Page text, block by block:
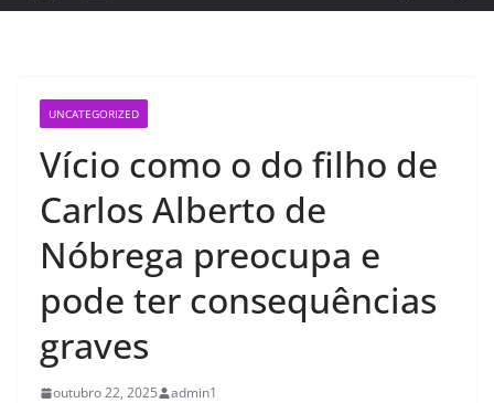
UNCATEGORIZED
Vício como o do filho de
Carlos Alberto de
Nóbrega preocupa e
pode ter consequências
graves
outubro 22, 2025 admin1